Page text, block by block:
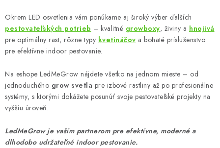
Okrem LED osvetlenia vám ponúkame aj široký výber ďalších
pestovateľských potrieb – kvalitné growboxy, živiny a hnojivá
pre optimálny rast, rôzne typy kvetináčov a bohaté príslušenstvo
pre efektívne indoor pestovanie.
Na eshope LedMeGrow nájdete všetko na jednom mieste – od
jednoduchého grow svetla pre izbové rastliny až po profesionálne
systémy, s ktorými dokážete posunúť svoje pestovateľské projekty na
vyššiu úroveň.
LedMeGrow je vaším partnerom pre efektívne, moderné a
dlhodobo udržateľné indoor pestovanie.